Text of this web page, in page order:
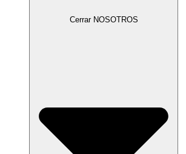
Cerrar NOSOTROS